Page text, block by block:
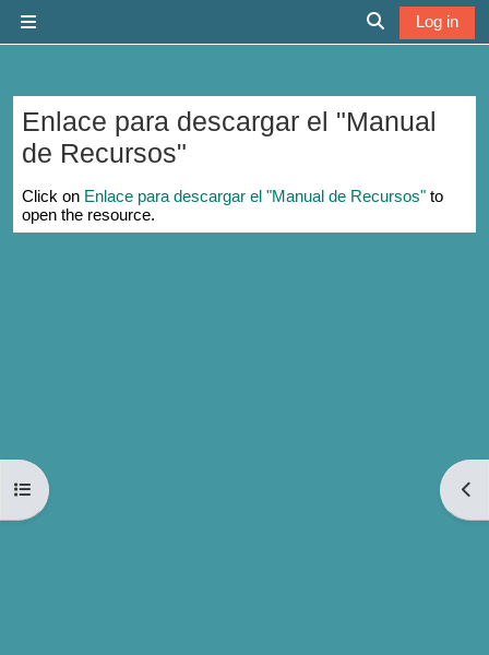
Toggle search
Log in
Open course index
Enlace para descargar el "Manual
de Recursos"
Completion requirements
Click on Enlace para descargar el "Manual de Recursos" to
open the resource.